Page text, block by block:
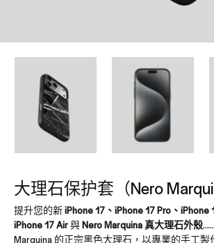
大理石保护套（Nero
提升您的新iPhone 17、iPhone 17 Pro、iPhone
iPhone 17 Air與Nero Marquina 真大理石外殼
Marquina 的正宗黑色大理石，以專業的手工